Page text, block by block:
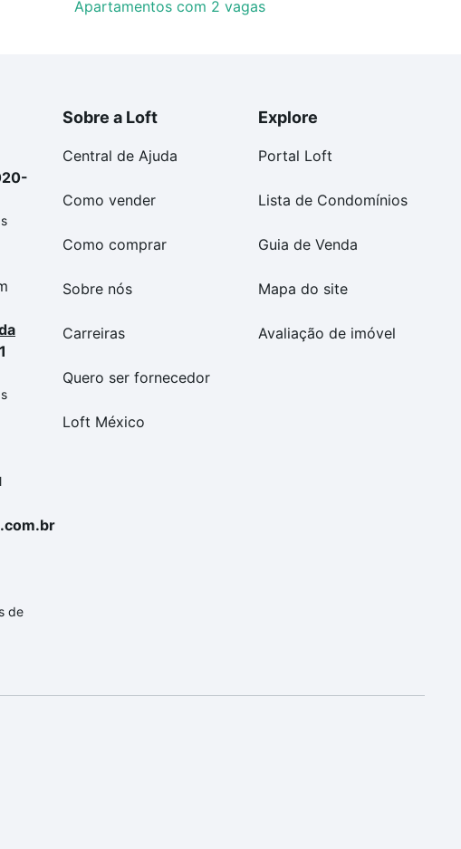
Apartamentos com 2 vagas
de
Sobre a Loft
Central de Ajuda
Como vender
Como comprar
Sobre nós
Carreiras
Quero ser fornecedor
Loft México
Explore
Portal Loft
Lista de Condomínios
Guia de Venda
Mapa do site
Avaliação de imóvel